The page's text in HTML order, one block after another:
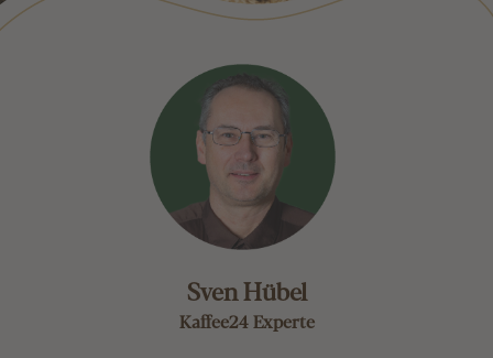
Sven Hübel
Kaffee24 Experte